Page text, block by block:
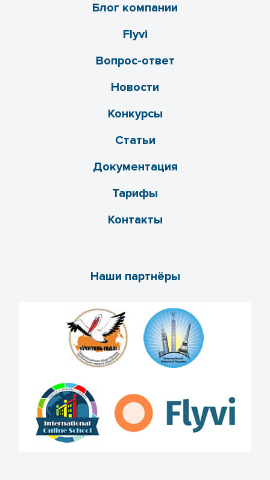
Блог компании
Flyvi
Вопрос-ответ
Новости
Конкурсы
Статьи
Документация
Тарифы
Контакты
Наши партнёры